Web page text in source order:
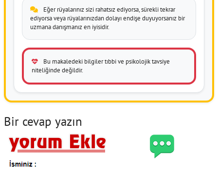
Eğer rüyalarınız sizi rahatsız ediyorsa, sürekli tekrar
ediyorsa veya rüyalarınızdan dolayı endişe duyuyorsanız bir
uzmana danışmanız en iyisidir.
Bu makaledeki bilgiler tıbbi ve psikolojik tavsiye
niteliğinde değildir.
Bir cevap yazın